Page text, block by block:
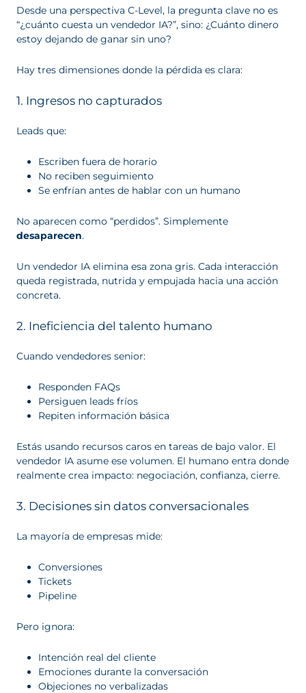
Desde una perspectiva C-Level, la pregunta clave no es
“¿cuánto cuesta un vendedor IA?”, sino: ¿Cuánto dinero
estoy dejando de ganar sin uno?
Hay tres dimensiones donde la pérdida es clara:
1. Ingresos no capturados
Leads que:
Escriben fuera de horario
No reciben seguimiento
Se enfrían antes de hablar con un humano
No aparecen como “perdidos”. Simplemente
desaparecen.
Un vendedor IA elimina esa zona gris. Cada interacción
queda registrada, nutrida y empujada hacia una acción
concreta.
2. Ineficiencia del talento humano
Cuando vendedores senior:
Responden FAQs
Persiguen leads fríos
Repiten información básica
Estás usando recursos caros en tareas de bajo valor. El
vendedor IA asume ese volumen. El humano entra donde
realmente crea impacto: negociación, confianza, cierre.
3. Decisiones sin datos conversacionales
La mayoría de empresas mide:
Conversiones
Tickets
Pipeline
Pero ignora:
Intención real del cliente
Emociones durante la conversación
Objeciones no verbalizadas